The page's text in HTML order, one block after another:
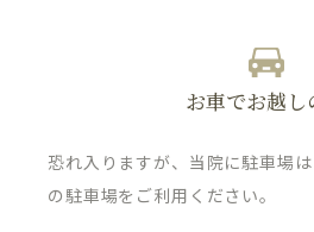
お車でお越し
恐れ入りますが、当院に駐車場
の駐車場をご利用ください。